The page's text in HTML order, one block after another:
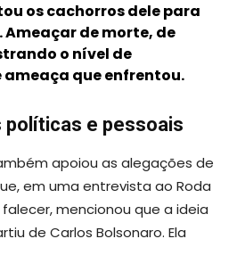
os cachorros dele para
Ameaçar de morte, de
o nível de
que enfrentou.
políticas e pessoais
apoiou as alegações de
em uma entrevista ao Roda
falecer, mencionou que a ideia
de Carlos Bolsonaro. Ela